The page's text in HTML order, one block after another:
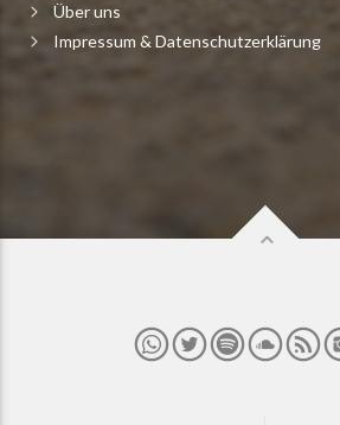
Über uns
Impressum & Datenschutzerklärung